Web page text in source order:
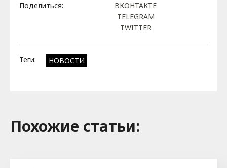
Поделиться:
ВКОНТАКТЕ
TELEGRAM
TWITTER
Теги: НОВОСТИ
Похожие cтатьи: